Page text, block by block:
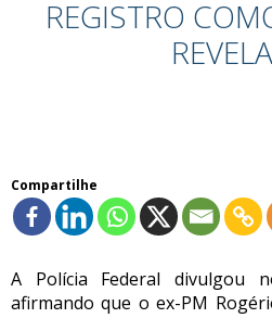
REGISTRO
Compartilhe
A Polícia Federal divulgou
afirmando que o ex-PM